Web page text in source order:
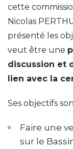
cette
Nicolas
présenté les
veut être une
discussion et
lien avec la
Ses objectifs
Faire une
sur le